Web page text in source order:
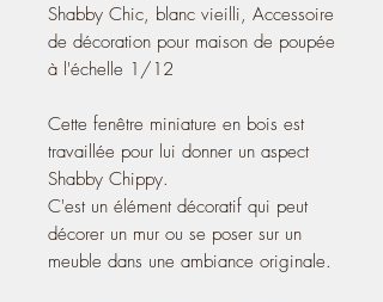
Shabby Chic, blanc vieilli, Accessoire
de décoration pour maison de poupée
à l'échelle 1/12
Cette fenêtre miniature en bois est
travaillée pour lui donner un aspect
Shabby Chippy.
C'est un élément décoratif qui peut
décorer un mur ou se poser sur un
meuble dans une ambiance originale.